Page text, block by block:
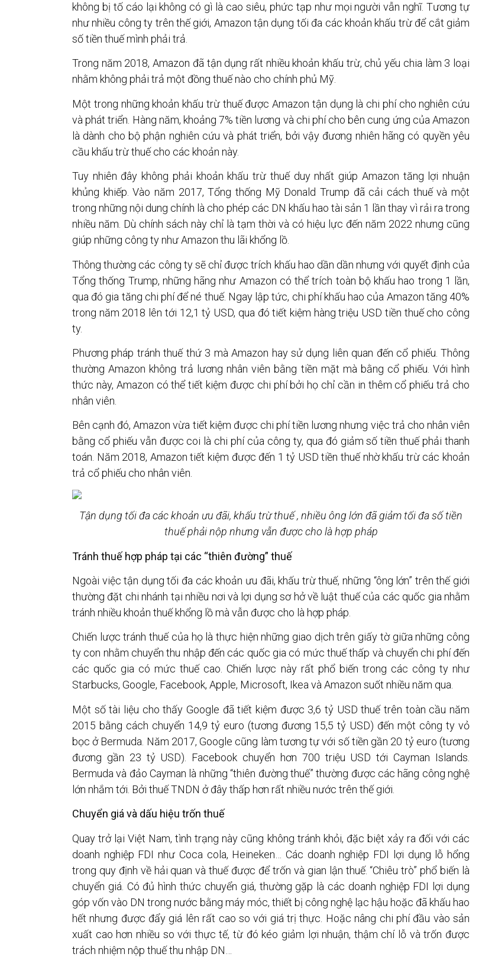
không bị tố cáo lại không có gì là cao siêu, phức tạp như mọi người vẫn nghĩ. Tương tự
như nhiều công ty trên thế giới, Amazon tận dụng tối đa các khoản khấu trừ để cắt giảm
số tiền thuế mình phải trả.
Trong năm 2018, Amazon đã tận dụng rất nhiều khoản khấu trừ, chủ yếu chia làm 3 loại
nhằm không phải trả một đồng thuế nào cho chính phủ Mỹ.
Một trong những khoản khấu trừ thuế được Amazon tận dụng là chi phí cho nghiên cứu
và phát triển. Hàng năm, khoảng 7% tiền lương và chi phí cho bên cung ứng của Amazon
là dành cho bộ phận nghiên cứu và phát triển, bởi vậy đương nhiên hãng có quyền yêu
cầu khấu trừ thuế cho các khoản này.
Tuy nhiên đây không phải khoản khấu trừ thuế duy nhất giúp Amazon tăng lợi nhuận
khủng khiếp. Vào năm 2017, Tổng thống Mỹ Donald Trump đã cải cách thuế và một
trong những nội dung chính là cho phép các DN khấu hao tài sản 1 lần thay vì rải ra trong
nhiều năm. Dù chính sách này chỉ là tạm thời và có hiệu lực đến năm 2022 nhưng cũng
giúp những công ty như Amazon thu lãi khổng lồ.
Thông thường các công ty sẽ chỉ được trích khấu hao dần dần nhưng với quyết định của
Tổng thống Trump, những hãng như Amazon có thể trích toàn bộ khấu hao trong 1 lần,
qua đó gia tăng chi phí để né thuế. Ngay lập tức, chi phí khấu hao của Amazon tăng 40%
trong năm 2018 lên tới 12,1 tỷ USD, qua đó tiết kiệm hàng triệu USD tiền thuế cho công
ty.
Phương pháp tránh thuế thứ 3 mà Amazon hay sử dụng liên quan đến cổ phiếu. Thông
thường Amazon không trả lương nhân viên bằng tiền mặt mà bằng cổ phiếu. Với hình
thức này, Amazon có thể tiết kiệm được chi phí bởi họ chỉ cần in thêm cổ phiếu trả cho
nhân viên.
Bên cạnh đó, Amazon vừa tiết kiệm được chi phí tiền lương nhưng việc trả cho nhân viên
bằng cổ phiếu vẫn được coi là chi phí của công ty, qua đó giảm số tiền thuế phải thanh
toán. Năm 2018, Amazon tiết kiệm được đến 1 tỷ USD tiền thuế nhờ khấu trừ các khoản
trả cổ phiếu cho nhân viên.
Tận dụng tối đa các khoản ưu đãi, khấu trừ thuế , nhiều ông lớn đã giảm tối đa số tiền
thuế phải nộp nhưng vẫn được cho là hợp pháp
Tránh thuế hợp pháp tại các “thiên đường” thuế
Ngoài việc tận dụng tối đa các khoản ưu đãi, khấu trừ thuế, những “ông lớn” trên thế giới
thường đặt chi nhánh tại nhiều nơi và lợi dụng sơ hở về luật thuế của các quốc gia nhằm
tránh nhiều khoản thuế khổng lồ mà vẫn được cho là hợp pháp.
Chiến lược tránh thuế của họ là thực hiện những giao dịch trên giấy tờ giữa những công
ty con nhằm chuyển thu nhập đến các quốc gia có mức thuế thấp và chuyển chi phí đến
các quốc gia có mức thuế cao. Chiến lược này rất phổ biến trong các công ty như
Starbucks, Google, Facebook, Apple, Microsoft, Ikea và Amazon suốt nhiều năm qua.
Một số tài liệu cho thấy Google đã tiết kiệm được 3,6 tỷ USD thuế trên toàn cầu năm
2015 bằng cách chuyển 14,9 tỷ euro (tương đương 15,5 tỷ USD) đến một công ty vỏ
bọc ở Bermuda. Năm 2017, Google cũng làm tương tự với số tiền gần 20 tỷ euro (tương
đương gần 23 tỷ USD). Facebook chuyển hơn 700 triệu USD tới Cayman Islands.
Bermuda và đảo Cayman là những “thiên đường thuế” thường được các hãng công nghệ
lớn nhắm tới. Bởi thuế TNDN ở đây thấp hơn rất nhiều nước trên thế giới.
Chuyển giá và dấu hiệu trốn thuế
Quay trở lại Việt Nam, tình trạng này cũng không tránh khỏi, đặc biệt xảy ra đối với các
doanh nghiệp FDI như Coca cola, Heineken… Các doanh nghiệp FDI lợi dụng lỗ hổng
trong quy định về hải quan và thuế được để trốn và gian lận thuế. “Chiêu trò” phổ biến là
chuyển giá. Có đủ hình thức chuyển giá, thường gặp là các doanh nghiệp FDI lợi dụng
góp vốn vào DN trong nước bằng máy móc, thiết bị công nghệ lạc hậu hoặc đã khấu hao
hết nhưng được đẩy giá lên rất cao so với giá trị thực. Hoặc nâng chi phí đầu vào sản
xuất cao hơn nhiều so với thực tế, từ đó kéo giảm lợi nhuận, thậm chí lỗ và trốn được
trách nhiệm nộp thuế thu nhập DN…